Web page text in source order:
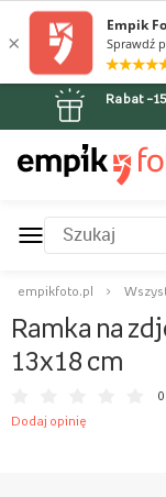
Rabat
empikfoto.pl
Ramka na
13x18 cm
Dodaj opinię